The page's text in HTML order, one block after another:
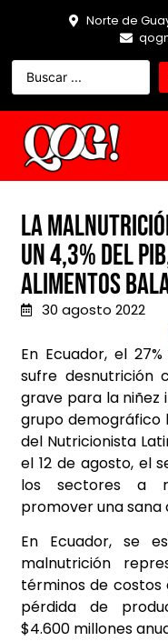
Norte de
La
un 4,3% del
alimentos
30 agosto 2022
En Ecuador, el
sufre desnutrición
grave para la niñez
grupo demográfico
del Nutricionista
el 12 de agosto, el
los sectores a
promover una sana
En Ecuador, se
malnutrición
términos de costos
pérdida de
$4.600 millones